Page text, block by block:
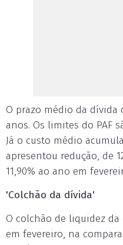
O prazo médio da dívida
anos. Os limites do PAF
Já o custo médio
apresentou redução, de
11,90% ao ano em
'Colchão da dívida'
O colchão de liquidez
em fevereiro, na